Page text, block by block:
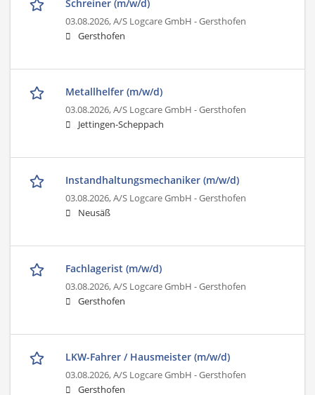
Schreiner (m/w/d)
03.08.2026,A/S Logcare GmbH - Gersthofen
Gersthofen
Metallhelfer (m/w/d)
03.08.2026,A/S Logcare GmbH - Gersthofen
Jettingen-Scheppach
Instandhaltungsmechaniker (m/w/d)
03.08.2026,A/S Logcare GmbH - Gersthofen
Neusäß
Fachlagerist (m/w/d)
03.08.2026,A/S Logcare GmbH - Gersthofen
Gersthofen
LKW-Fahrer / Hausmeister (m/w/d)
03.08.2026,A/S Logcare GmbH - Gersthofen
Gersthofen